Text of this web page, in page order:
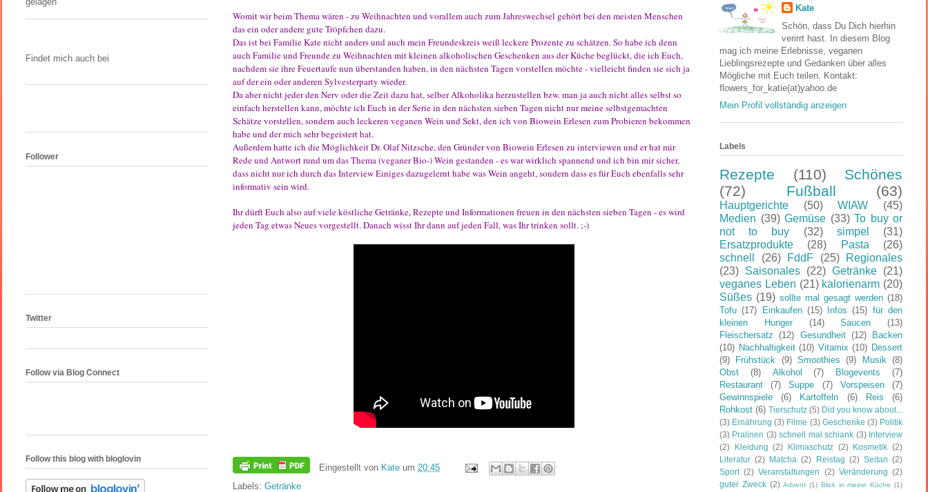
Womit wir beim Thema wären - zu Weihnachten und vorallem auch zum Jahreswechsel gehört bei den meisten Menschen
das ein oder andere gute Tröpfchen dazu.
Das ist bei Familie Kate nicht anders und auch mein Freundeskreis weiß leckere Prozente zu schätzen. So habe ich denn
auch Familie und Freunde zu Weihnachten mit kleinen alkoholischen Geschenken aus der Küche beglückt, die ich Euch,
nachdem sie ihre Feuertaufe nun überstanden haben, in den nächsten Tagen vorstellen möchte - vielleicht finden sie sich ja
auf der ein oder anderen Sylvesterparty wieder.
Da aber nicht jeder den Nerv oder die Zeit dazu hat, selber Alkoholika herzustellen bzw. man ja auch nicht alles selbst so
einfach herstellen kann, möchte ich Euch in der Serie in den nächsten sieben Tagen nicht nur meine selbstgemachten
Schätze vorstellen, sondern auch leckeren veganen Wein und Sekt, den ich von Biowein Erlesen zum Probieren bekommen
habe und der mich sehr begeistert hat.
Außerdem hatte ich die Möglichkeit Dr. Olaf Nitzsche, den Gründer von Biowein Erlesen zu interviewen und er hat mir
Rede und Antwort rund um das Thema (veganer Bio-) Wein gestanden - es war wirklich spannend und ich bin mir sicher,
dass nicht nur ich durch das Interview Einiges dazugelernt habe was Wein angeht, sondern dass es für Euch ebenfalls sehr
informativ sein wird.
Ihr dürft Euch also auf viele köstliche Getränke, Rezepte und Informationen freuen in den nächsten sieben Tagen - es wird
jeden Tag etwas Neues vorgestellt. Danach wisst Ihr dann auf jeden Fall, was Ihr trinken sollt. ;-)
Eingestellt von Kate um 20:45
Labels: Getränke
Findet mich auch bei
Follower
Twitter
Follow via Blog Connect
Follow this blog with bloglovin
Kate
Schön, dass Du Dich hierhin
verirrt hast. In diesem Blog
mag ich meine Erlebnisse, veganen
Lieblingsrezepte und Gedanken über alles
Mögliche mit Euch teilen. Kontakt:
flowers_for_katie(at)yahoo.de
Mein Profil vollständig anzeigen
Labels
Rezepte (110)
Schönes
(72)
Fußball (63)
Hauptgerichte (50) WIAW
(45)
Medien (39) Gemüse (33) To buy or
not to buy
(32) simpel
(31)
Ersatzprodukte
(28) Pasta
(26)
schnell
(26) FddF (25)
Regionales
(23) Saisonales (22) Getränke (21)
veganes Leben (21) kalorienarm (20)
Süßes (19) sollte mal gesagt werden (18)
Tofu (17) Einkaufen (15) Infos (15) für den
kleinen Hunger
(14) Saucen
(13)
Fleischersatz
(12) Gesundheit (12)
Backen
(10) Nachhaltigkeit (10) Vitamix (10) Dessert
(9)
Frühstück (9) Smoothies (9) Musik
(8)
Obst
(8) Alkohol (7) Blogevents
(7)
Restaurant
(7) Suppe (7) Vorspeisen
(7)
Gewinnspiele
(6) Kartoffeln (6) Reis
(6)
Rohkost (6) Tierschutz (5) Did you know about...
(3) Ernährung (3) Filme (3) Geschenke (3) Politik
(3) Pralinen (3) schnell mal schlank (3) Interview
(2)
Kleidung (2) Klimaschutz (2) Kosmetik (2)
Literatur (2) Matcha (2) Reistag (2) Seitan (2)
Sport (2) Veranstaltungen (2) Veränderung (2)
guter Zweck (2) Advent (1) Blick in meine Küche (1)